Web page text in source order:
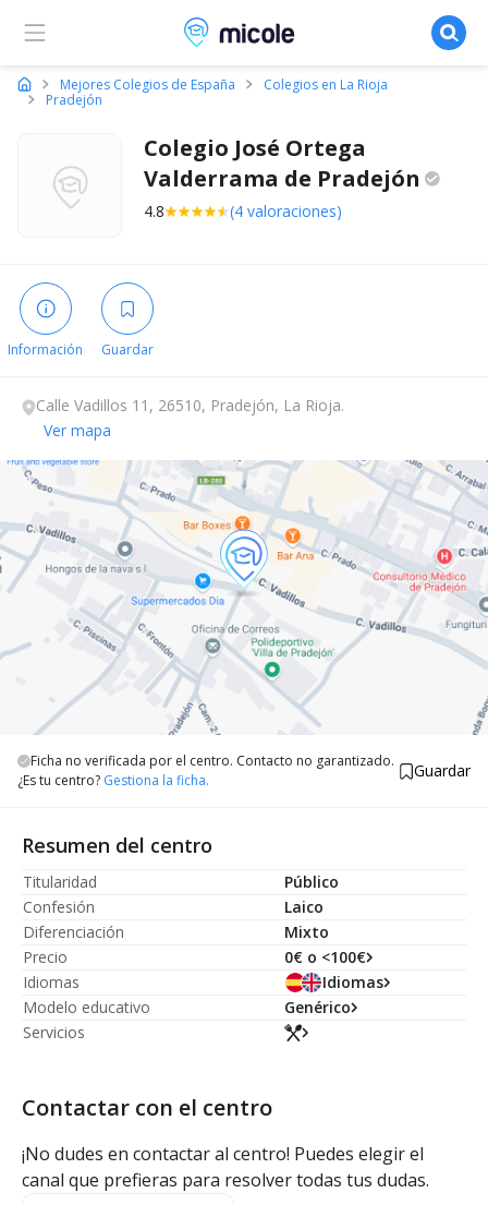
Micole, buscador de colegios
Mejores Colegios de España
Colegios en La Rioja
Pradejón
Colegio José Ortega
Valderrama de Pradejón
4.8 (4 valoraciones)
Información Guardar
Calle Vadillos 11, 26510, Pradejón, La Rioja.
Ver mapa
Ficha no verificada por el centro. Contacto no garantizado.
¿Es tu centro? Gestiona la ficha. Guardar
Resumen del centro
Titularidad
Público
Confesión
Laico
Diferenciación
Mixto
Precio
0€ o <100€
Idiomas
Idiomas
Modelo educativo
Genérico
Servicios
Contactar con el centro
¡No dudes en contactar al centro! Puedes elegir el
canal que prefieras para resolver todas tus dudas.